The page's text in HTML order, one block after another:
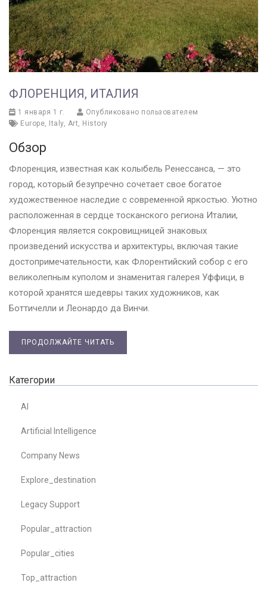
ФЛОРЕНЦИЯ, ИТАЛИЯ
1 января 1 г.
Опубликовано пользователем
Europe, Italy, Art, History
Обзор
Флоренция, известная как колыбель Ренессанса, — это
город, который безупречно сочетает свое богатое
художественное наследие с современной яркостью. Уютно
расположенная в сердце тосканского региона Италии,
Флоренция является сокровищницей знаковых
произведений искусства и архитектуры, включая такие
достопримечательности, как Флорентийский собор с его
великолепным куполом и знаменитая галерея Уффици, в
которой хранятся шедевры таких художников, как
Боттичелли и Леонардо да Винчи.
ПРОДОЛЖАЙТЕ ЧИТАТЬ
Категории
AI
Artificial Intelligence
Company News
Explore_destination
Legacy Support
Popular_attraction
Popular_cities
Top_attraction